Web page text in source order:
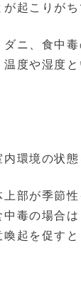
起こりがち
ニ、食中
度や湿度
環境の状態
部が季節
毒の場合
起を促す